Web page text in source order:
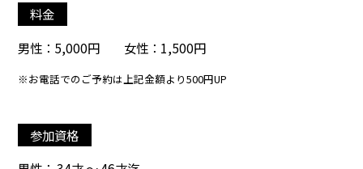
料金
男性：5,000円 女性：1,500円
※お電話でのご予約は上記金額より500円UP
参加資格